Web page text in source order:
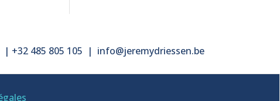
| +32 485 805 105 | info@jeremydriessen.be